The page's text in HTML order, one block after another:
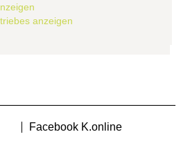
anzeigen
Facebook K.online